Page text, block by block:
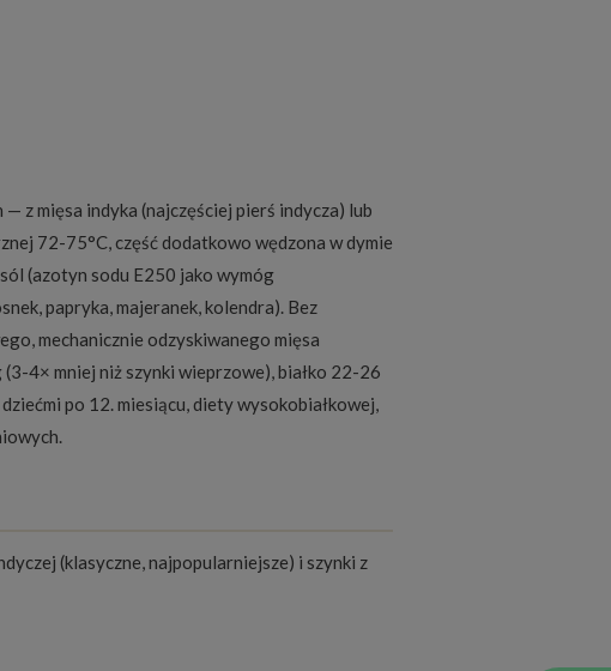
z mięsa indyka (najczęściej pierś indycza) lub
72-75°C, część dodatkowo wędzona w dymie
(azotyn sodu E250 jako wymóg
papryka, majeranek, kolendra). Bez
mechanicznie odzyskiwanego mięsa
4× mniej niż szynki wieprzowe), białko 22-26
po 12. miesiącu, diety wysokobiałkowej,
(klasyczne, najpopularniejsze) i szynki z